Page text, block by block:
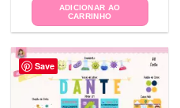
ADICIONAR AO
CARRINHO
Save